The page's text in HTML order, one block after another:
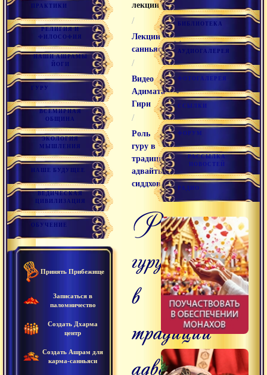
ПРАКТИКИ
РЕЛИГИЯ И
ФИЛОСОФИЯ
НАШИ АШРАМЫ
ЙОГИ
ГУРУ
ВСЕМИРНАЯ
ОБЩИНА
ЭКОЛОГИЯ
МЫШЛЕНИЯ
НАШЕ БУДУЩЕЕ
ВЕДИЧЕСКАЯ
ЦИВИЛИЗАЦИЯ
ОБУЧЕНИЕ
Принять Прибежище
Записаться в
паломничество
Создать Дхарма
центр
Создать Ашрам для
карма-санньяси
лекции
/
Лекции
санньяси
/
Видео
Адимата
Гири
/
Роль
гуру в
традиции
адвайты
сиддхов
роль
гуру
в
традиции
адвайты
БИБЛИОТЕКА
АУДИОГАЛЕРЕЯ
ФОТОГАЛЕРЕЯ
ССЫЛКИ
ФОРУМ
РАССЫЛКА
НОВОСТЕЙ
РАДИО